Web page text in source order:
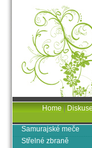
Samurajské meče
Střelné zbraně
Home|